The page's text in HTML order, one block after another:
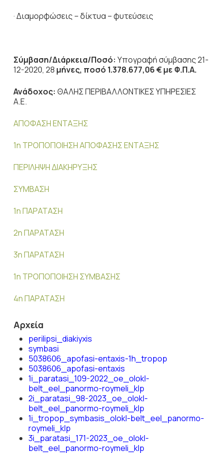
· Διαμορφώσεις – δίκτυα – φυτεύσεις
Σύμβαση/Διάρκεια/Ποσό: Υπογραφή σύμβασης 21-
12-2020, 28 μήνες, ποσό 1.378.677,06 € με Φ.Π.Α.
Ανάδοχος: ΘΑΛΗΣ ΠΕΡΙΒΑΛΛΟΝΤΙΚΕΣ ΥΠΗΡΕΣΙΕΣ
Α.Ε.
ΑΠΟΦΑΣΗ ΕΝΤΑΞΗΣ
1η ΤΡΟΠΟΠΟΙΗΣΗ ΑΠΟΦΑΣΗΣ ΕΝΤΑΞΗΣ
ΠΕΡΙΛΗΨΗ ΔΙΑΚΗΡΥΞΗΣ
ΣΥΜΒΑΣΗ
1η ΠΑΡΑΤΑΣΗ
2η ΠΑΡΑΤΑΣΗ
3η ΠΑΡΑΤΑΣΗ
1η ΤΡΟΠΟΠΟΙΗΣΗ ΣΥΜΒΑΣΗΣ
4η ΠΑΡΑΤΑΣΗ
Αρχεία
perilipsi_diakiyxis
symbasi
5038606_apofasi-entaxis-1h_tropop
5038606_apofasi-entaxis
1i_paratasi_109-2022_oe_olokl-
belt_eel_panormo-roymeli_klp
2i_paratasi_98-2023_oe_olokl-
belt_eel_panormo-roymeli_klp
1i_tropop_symbasis_olokl-belt_eel_panormo-
roymeli_klp
3i_paratasi_171-2023_oe_olokl-
belt_eel_panormo-roymeli_klp